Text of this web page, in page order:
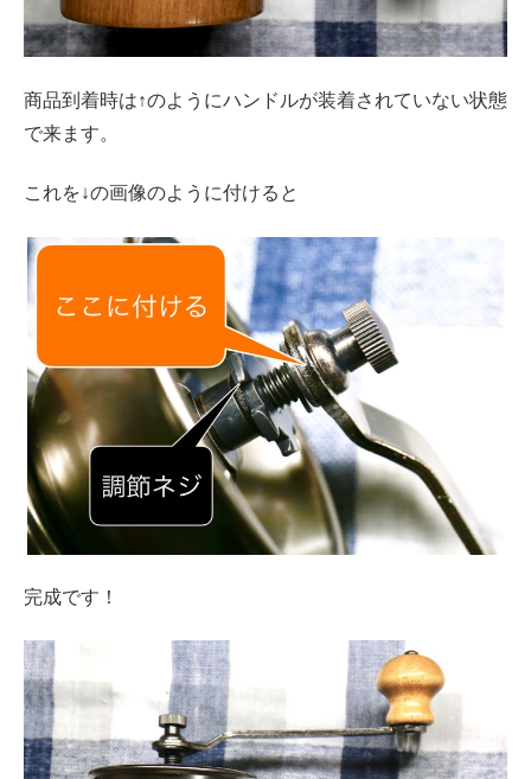
商品到着時は↑のようにハンドルが装着されていない状態
で来ます。
これを↓の画像のように付けると
完成です！